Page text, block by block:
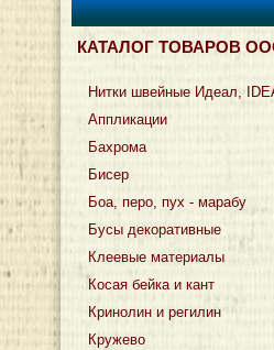
КАТАЛОГ ТОВАРОВ
Нитки швейные Идеал,
Аппликации
Бахрома
Бисер
Боа, перо, пух - марабу
Бусы декоративные
Клеевые материалы
Косая бейка и кант
Кринолин и регилин
Кружево